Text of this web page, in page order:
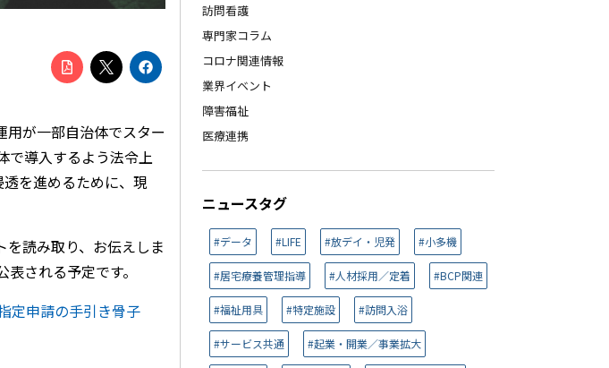
が一部自治体でスター
で導入するよう法令上
を進めるために、現
読み取り、お伝えしま
される予定です。
定申請の手引き骨子
訪問看護
専門家コラム
コロナ関連情報
業界イベント
障害福祉
医療連携
ニュースタグ
#データ #LIFE #放デイ・児発 #小多機
#居宅療養管理指導 #人材採用／定着 #BCP関連
#福祉用具 #特定施設 #訪問入浴
#サービス共通 #起業・開業／事業拡大